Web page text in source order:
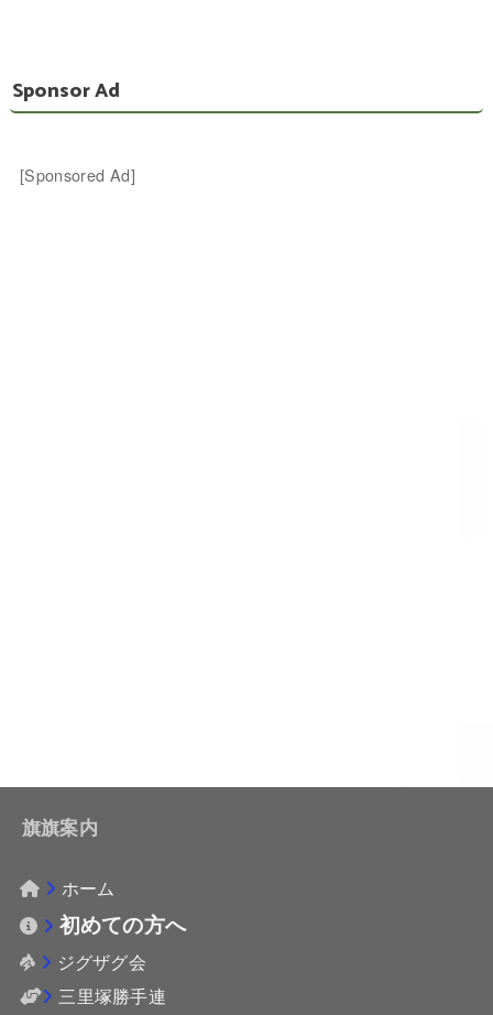
Sponsor Ad
[Sponsored Ad]
旗旗案内
ホーム
初めての方へ
ジグザグ会
三里塚勝手連